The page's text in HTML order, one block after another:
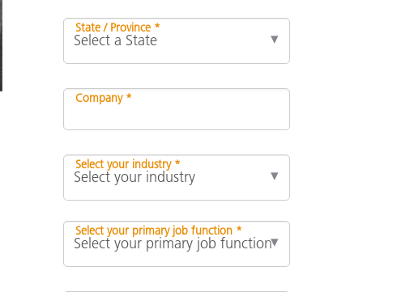
State / Province *
Company *
Select your industry *
Select your primary job function *